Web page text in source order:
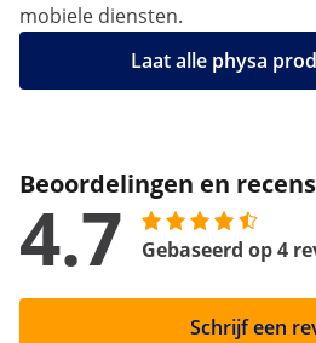
mobiele diensten.
Laat alle physa
Beoordelingen en
4.7 Gebaseerd op 4
Schrijf een